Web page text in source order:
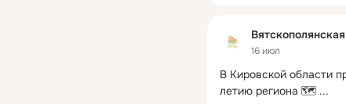
16 июл
В Кировской области
летию региона 🗺️ ...